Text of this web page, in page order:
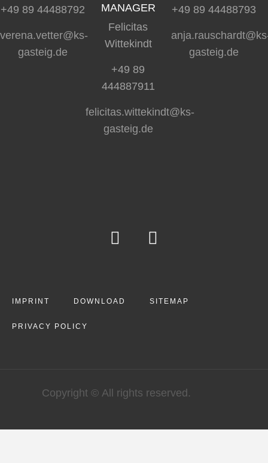
+49 89 44488792
verena.vetter@ks-
gasteig.de
MANAGER
Felicitas
Wittekindt
+49 89
444887911
felicitas.wittekindt@ks-
gasteig.de
+49 89 44488793
gasteig.de
IMPRINT DOWNLOAD SITEMAP
PRIVACY POLICY
Copyright © All rights reserved.